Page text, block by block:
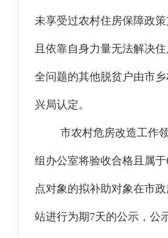
未享受过农村住房保障政
且依靠自身力量无法解决
全问题的其他脱贫户由市
兴局认定。
市农村危房改造工作
组办公室将验收合格且属于
点对象的拟补助对象在市政
站进行为期7天的公示，公